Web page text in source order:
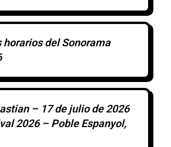
del Sonorama
– 17 de julio de 2026
2026 – Poble Espanyol,